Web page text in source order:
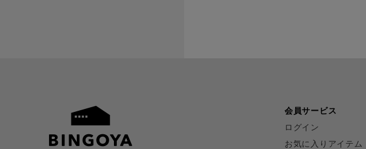
会員サービス
ログイン
お気に入りアイテム